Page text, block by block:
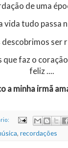
de uma
vida tudo passa
descobrimos ser
que faz o
feliz ....
a minha irmã
, recordações